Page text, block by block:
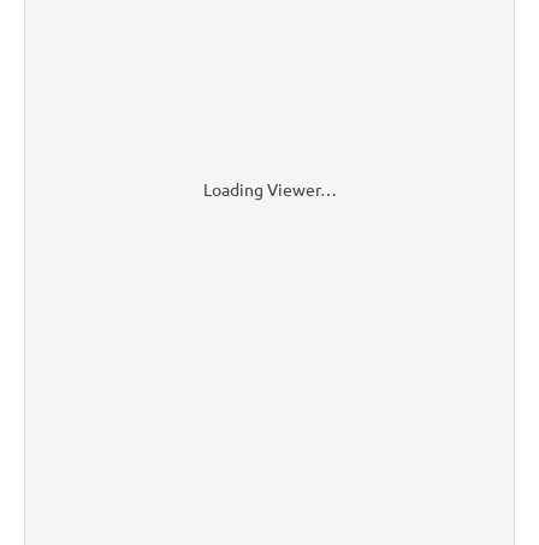
Loading Viewer…